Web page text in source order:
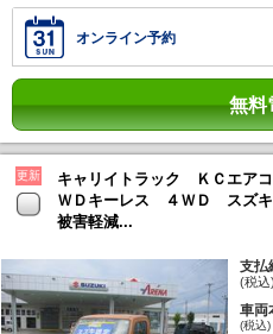
オンライン予約
無料
更新
キャリイトラック ＫＣエア
ＷＤキーレス ４ＷＤ スズ
被害軽減...
支払
(税込)
車両
(税込)